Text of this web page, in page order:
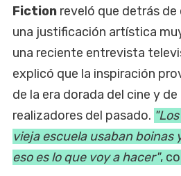
Fiction reveló que detrás
una justificación artística
una reciente entrevista
explicó que la inspiración
de la era dorada del cine y
realizadores del pasado.
vieja escuela usaban boinas
eso es lo que voy a hacer",